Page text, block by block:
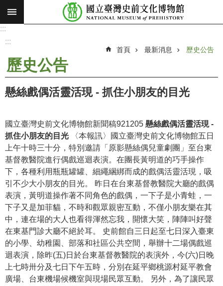
跳到主要內容區塊
搜
願
使
最
新
消
息
參
觀
展
覽
學
習
探
索
:::
:::
首頁 最新消息 歷史公告
歷史公告
懸絲戲偶活靈活現 - 抓住小朋友的目光
國立臺灣史前文化博物館新聞稿921205 懸絲戲偶活靈活現 -
抓住小朋友的目光 〈本報訊〉國立臺灣史前文化博物館五日
上午十時三十分，特別邀請「原影懸絲偶兒童劇團」至台東
基督教醫院進行偶戲巡迴表演。在團長黃明道的巧手操作
下，各種利用瓶瓶罐罐、細繩綑綁而成的戲偶活靈活現，吸
引不少大小朋友的目光。 昨日在台東基督教醫院大廳的戲偶
表演，黃明道操作著不同角色的戲偶，一下子是小青蛙，一
下子又是加菲貓，不時和觀眾親密互動，不僅小朋友樂在其
中，連在場的大人也看得渾然忘我，開懷大笑，陣陣叫好聲
在東基門診大廳不絕於耳。 史前館自三日起至七日深入臺東
的小學、幼稚園、部落和社區公共空間，舉辦十二場偶戲巡
迴表演，除昨(五)日於台東基督教醫院的表演外，今(六)日晚
上七時卅分及七日下午五時，分別在延平鄉桃源村延平教會
廣場、台東機場候機室與現場民眾互動。 另外，為了讓民眾